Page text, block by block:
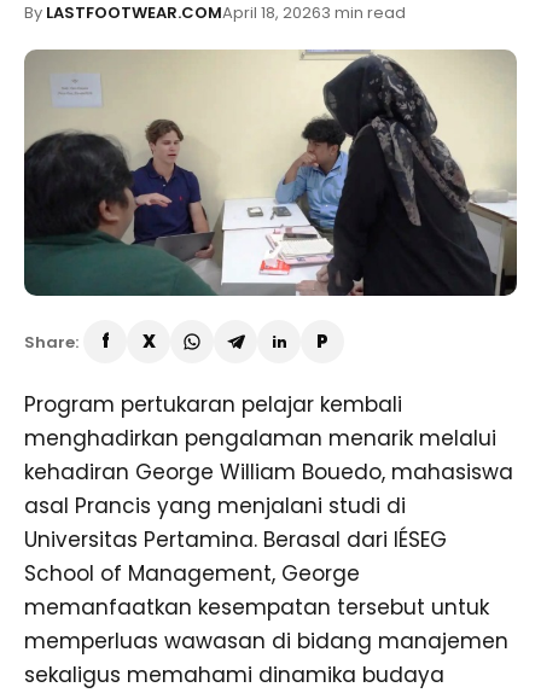
By LASTFOOTWEAR.COMApril 18, 20263 min read
Share:
Program pertukaran pelajar kembali
menghadirkan pengalaman menarik melalui
kehadiran George William Bouedo, mahasiswa
asal Prancis yang menjalani studi di
Universitas Pertamina. Berasal dari IÉSEG
School of Management, George
memanfaatkan kesempatan tersebut untuk
memperluas wawasan di bidang manajemen
sekaligus memahami dinamika budaya